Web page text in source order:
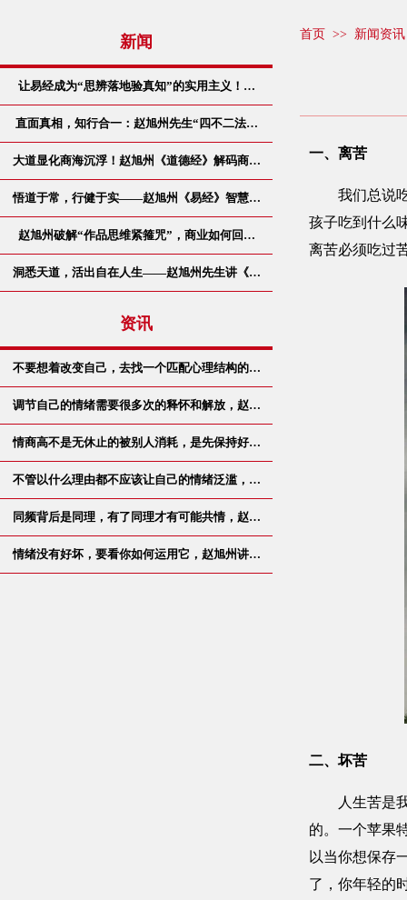
新闻
让易经成为“思辨落地验真知”的实用主义！…
直面真相，知行合一：赵旭州先生“四不二法…
大道显化商海沉浮！赵旭州《道德经》解码商…
悟道于常，行健于实——赵旭州《易经》智慧…
赵旭州破解“作品思维紧箍咒”，商业如何回…
洞悉天道，活出自在人生——赵旭州先生讲《…
资讯
不要想着改变自己，去找一个匹配心理结构的…
调节自己的情绪需要很多次的释怀和解放，赵…
情商高不是无休止的被别人消耗，是先保持好…
不管以什么理由都不应该让自己的情绪泛滥，…
同频背后是同理，有了同理才有可能共情，赵…
情绪没有好坏，要看你如何运用它，赵旭州讲…
首页 >> 新闻资讯
一、离苦
我们总说吃
孩子吃到什么
离苦必须吃过
二、坏苦
人生苦是我
的。一个苹果
以当你想保存
了，你年轻的